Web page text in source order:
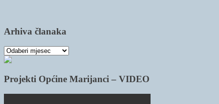
Arhiva članaka
Arhiva
članaka
Projekti Općine Marijanci – VIDEO